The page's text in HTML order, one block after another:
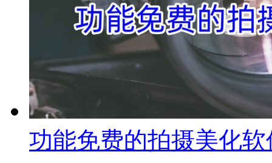
功能免费的拍摄美化软